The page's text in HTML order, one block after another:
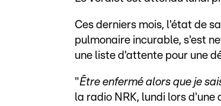
Ces derniers mois, l'état de
pulmonaire incurable, s'est
une liste d'attente pour une
"Être enfermé alors que je
la radio NRK, lundi lors